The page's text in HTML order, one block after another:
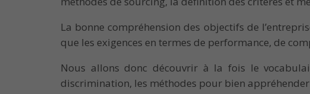
La bonne compréhension des objectifs de
que les exigences en termes de performance, de
Nous allons donc découvrir à la fois le
discrimination, les méthodes pour bien